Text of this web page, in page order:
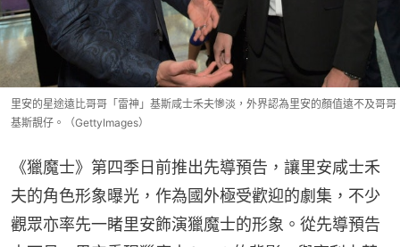
里安的星途遠比哥哥「雷神」基斯咸士禾夫慘淡，外界認為里安的顏值遠不及哥哥
基斯靚仔。（GettyImages）
《獵魔士》第四季日前推出先導預告，讓里安咸士禾
夫的角色形象曝光，作為國外極受歡迎的劇集，不少
觀眾亦率先一睹里安飾演獵魔士的形象。從先導預告